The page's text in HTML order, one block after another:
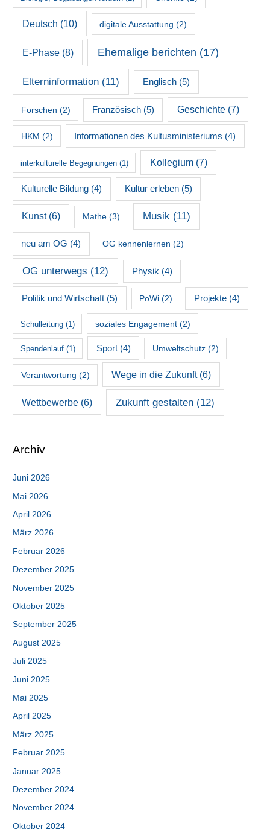
Deutsch (10) digitale Ausstattung (2)
E-Phase(8) Ehemalige berichten (17)
Elterninformation (11) Englisch(5)
Forschen (2) Französisch(5) Geschichte(7)
HKM (2) Informationen des Kultusministeriums (4)
interkulturelle Begegnungen(1) Kollegium(7)
Kulturelle Bildung (4) Kultur erleben(5)
Kunst(6) Mathe (3) Musik (11)
neu am OG (4) OG kennenlernen (2)
OG unterwegs (12) Physik (4)
Politik und Wirtschaft(5) PoWi(2) Projekte(4)
Schulleitung(1) soziales Engagement(2)
Spendenlauf(1) Sport(4) Umweltschutz(2)
Verantwortung (2) Wege in die Zukunft(6)
Wettbewerbe (6) Zukunft gestalten (12)
Archiv
Juni 2026
Mai 2026
April 2026
März 2026
Februar 2026
Dezember 2025
November 2025
Oktober 2025
September 2025
August 2025
Juli 2025
Juni 2025
Mai 2025
April 2025
März 2025
Februar 2025
Januar 2025
Dezember 2024
November 2024
Oktober 2024